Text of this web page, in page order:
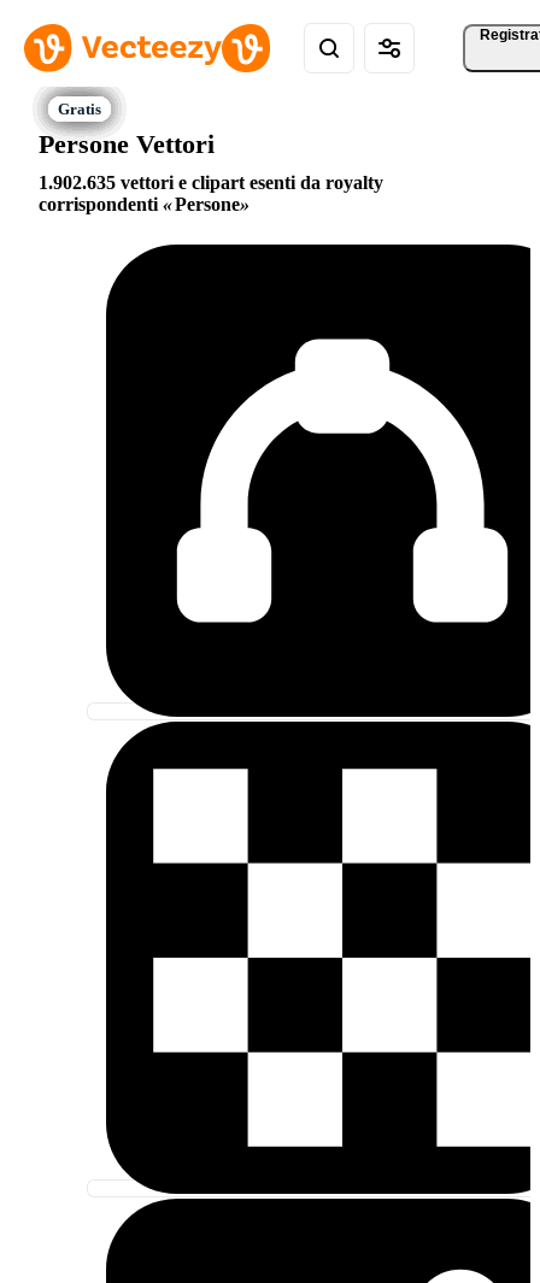
Persone Vettori
1.902.635 vettori e clipart esenti da royalty
corrispondenti
Persone